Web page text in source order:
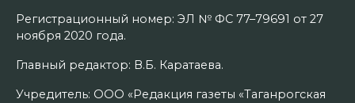
Регистрационный номер: ЭЛ № ФС 77–79691 от 27
ноября 2020 года.
Главный редактор: В.Б. Каратаева.
Учредитель: ООО «Редакция газеты «Таганрогская